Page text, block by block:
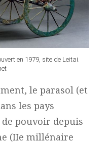
en 1979, site de Leitai.
le parasol (et
les pays
pouvoir depuis
(IIe millénaire